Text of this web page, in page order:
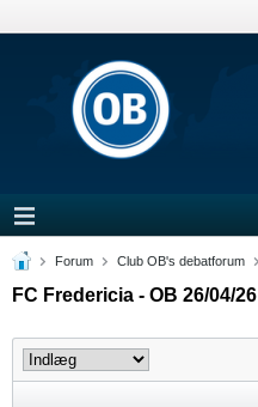
Forum Club OB's debatforum
FC Fredericia - OB 26/04/26